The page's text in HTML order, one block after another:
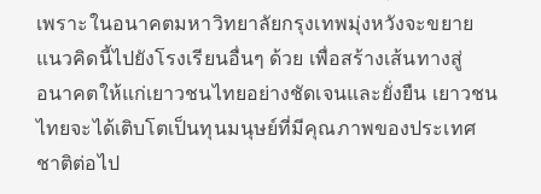
เพราะในอนาคตมหาวิทยาลัยกรุงเทพมุ่งหวังจะขยาย
แนวคิดนี้ไปยังโรงเรียนอื่นๆ ด้วย เพื่อสร้างเส้นทางสู่
อนาคตให้แก่เยาวชนไทยอย่างชัดเจนและยั่งยืน เยาวชน
ไทยจะได้เติบโตเป็นทุนมนุษย์ที่มีคุณภาพของประเทศ
ชาติต่อไป